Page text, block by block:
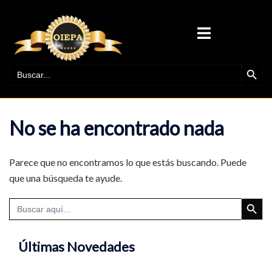
contenido
ALTERNAR
No se ha encontrado nada
Parece que no encontramos lo que estás buscando. Puede
que una búsqueda te ayude.
Buscar: BOTÓN DE
Últimas Novedades